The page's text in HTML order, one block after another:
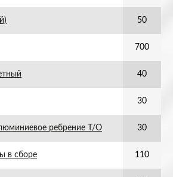
50
700
40
30
ребрение Т/О 30
в сборе 110